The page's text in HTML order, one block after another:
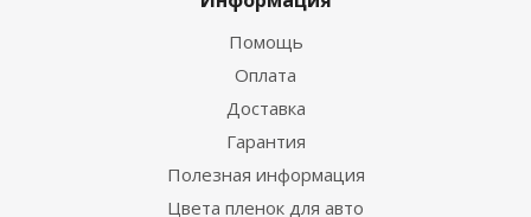
Помощь
Оплата
Доставка
Гарантия
Полезная информация
Цвета пленок для авто